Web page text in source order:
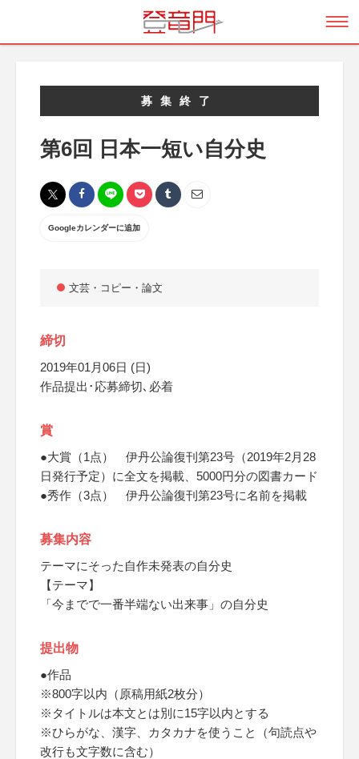
募集終了
第6回 日本一短い自分史
Googleカレンダーに追加
文芸・コピー・論文
締切
2019年01月06日 (日)
作品提出･応募締切､必着
賞
●大賞（1点） 伊丹公論復刊第23号（2019年2月28
日発行予定）に全文を掲載、5000円分の図書カード
●秀作（3点） 伊丹公論復刊第23号に名前を掲載
募集内容
テーマにそった自作未発表の自分史
【テーマ】
「今までで一番半端ない出来事」の自分史
提出物
●作品
※800字以内（原稿用紙2枚分）
※タイトルは本文とは別に15字以内とする
※ひらがな、漢字、カタカナを使うこと（句読点や
改行も文字数に含む）